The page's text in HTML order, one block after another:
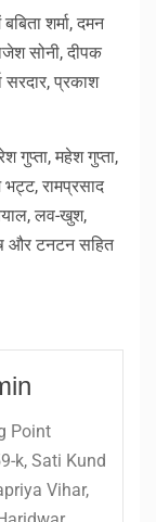
शर्मा, दमन
सोनी, दीपक
सरदार, प्रकाश
गुप्ता, महेश गुप्ता,
रामप्रसाद
लव-खुश,
और टनटन सहित
Point
k, Sati Kund
Vihar,